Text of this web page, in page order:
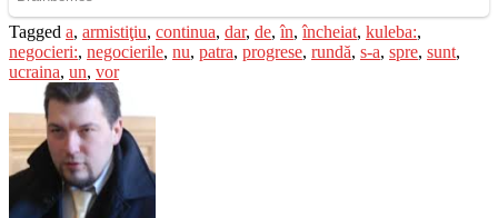
Tagged a, armistiţiu, continua, dar, de,în,încheiat, kuleba:,
negocieri:, negocierile, nu, patra, progrese, rundă, s-a, spre, sunt,
ucraina, un, vor